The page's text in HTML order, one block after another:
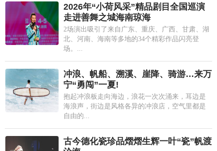
2026年“小荷风采”精品剧目全国巡演
走进善舞之城海南琼海
2场演出吸引了来自广东、重庆、广西、甘肃、湖
北、河南、海南等多地的34个精彩作品闪亮登
场。...
冲浪、帆船、溯溪、崖降、骑游…来万
宁“勇闯”一夏!
抱起冲浪板走向海边，浪花一次次涌来，耳边是
海浪声，街边是风格各异的冲浪店，空气里都是
自由的...
古今德化瓷珍品熠熠生辉一叶“瓷”帆渡